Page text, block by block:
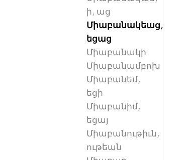
ի, աց
Միաբանակեաց,
եցաց
Միաբանակի
Միաբանամբոխ
Միաբանեմ,
եցի
Միաբանիմ,
եցայ
Միաբանութիւն,
ութեան